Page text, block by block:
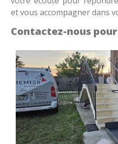
et vous accompagner dans
Contactez-nous